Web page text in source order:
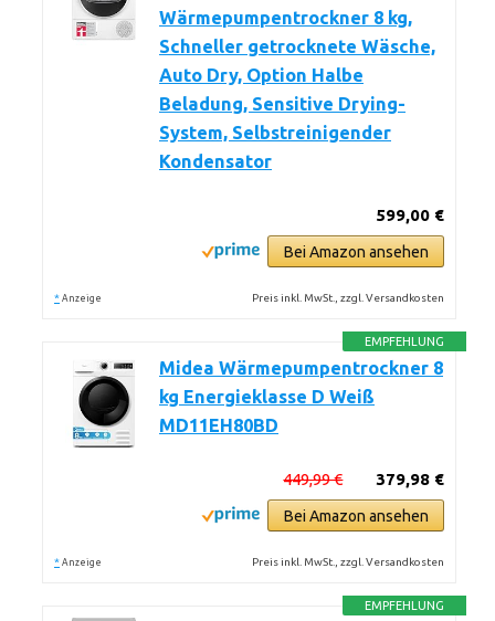
Wärmepumpentrockner 8 kg,
Schneller getrocknete Wäsche,
Auto Dry, Option Halbe
Beladung, Sensitive Drying-
System, Selbstreinigender
Kondensator
599,00 €
Bei Amazon ansehen
* Anzeige Preis inkl. MwSt., zzgl. Versandkosten
EMPFEHLUNG
Midea Wärmepumpentrockner 8
kg Energieklasse D Weiß
MD11EH80BD
379,98 €
449,99 €
Bei Amazon ansehen
* Anzeige Preis inkl. MwSt., zzgl. Versandkosten
EMPFEHLUNG